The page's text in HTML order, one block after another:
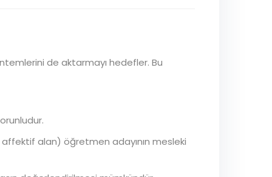
de aktarmayı hedefler. Bu
alan) öğretmen adayının mesleki